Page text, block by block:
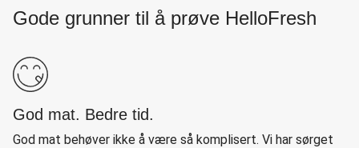
Gode grunner til å prøve HelloFresh
God mat. Bedre tid.
God mat behøver ikke å være så komplisert. Vi har sørget